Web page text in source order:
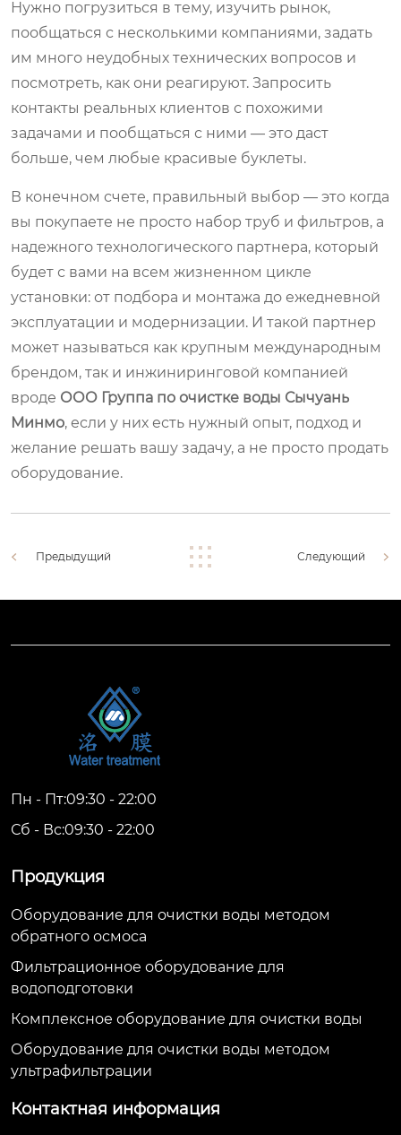
Нужно погрузиться в тему, изучить рынок,
пообщаться с несколькими компаниями, задать
им много неудобных технических вопросов и
посмотреть, как они реагируют. Запросить
контакты реальных клиентов с похожими
задачами и пообщаться с ними — это даст
больше, чем любые красивые буклеты.
В конечном счете, правильный выбор — это когда
вы покупаете не просто набор труб и фильтров, а
надежного технологического партнера, который
будет с вами на всем жизненном цикле
установки: от подбора и монтажа до ежедневной
эксплуатации и модернизации. И такой партнер
может называться как крупным международным
брендом, так и инжиниринговой компанией
вроде ООО Группа по очистке воды Сычуань
Минмо, если у них есть нужный опыт, подход и
желание решать вашу задачу, а не просто продать
оборудование.
Предыдущий Следующий
Пн - Пт:09:30 - 22:00
Сб - Вс:09:30 - 22:00
Продукция
Оборудование для очистки воды методом
обратного осмоса
Фильтрационное оборудование для
водоподготовки
Комплексное оборудование для очистки воды
Оборудование для очистки воды методом
ультрафильтрации
Контактная информация